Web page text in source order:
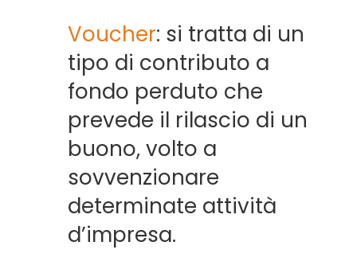
Voucher: si tratta di un
tipo di contributo a
fondo perduto che
prevede il rilascio di un
buono, volto a
sovvenzionare
determinate attività
d’impresa.